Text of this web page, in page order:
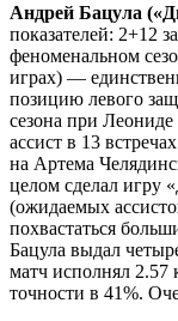
Андрей Бацула
показателей: 2+12
феноменальном
играх) —
позицию левого
сезона при
ассист в 13
на Артема
целом сделал игру
(ожидаемых
похвастаться
Бацула выдал
матч исполнял 2.57
точности в 41%.